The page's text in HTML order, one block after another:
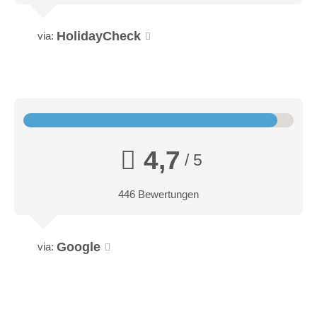
via: HolidayCheck
4,7 / 5
446 Bewertungen
via: Google